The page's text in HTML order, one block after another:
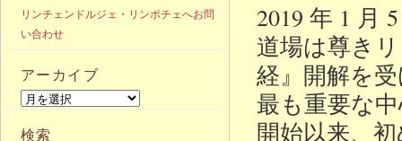
2019 年 1 月
道場は尊き
経』開解を
最も重要な
開始以来、
リンチェンドルジェ・リンポチェへお問
い合わせ
アーカイブ
検索